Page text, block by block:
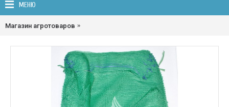
МЕНЮ
Магазин агротоваров